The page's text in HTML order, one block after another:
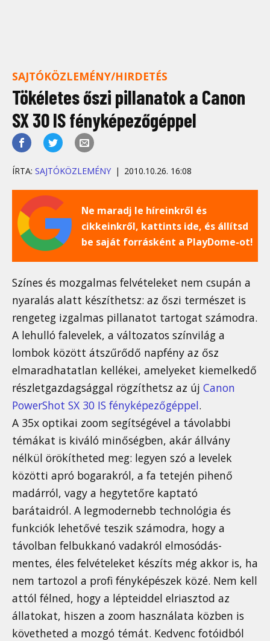
SAJTÓKÖZLEMÉNY/HIRDETÉS
Tökéletes őszi pillanatok a Canon
SX 30 IS fényképezőgéppel
ÍRTA: SAJTÓKÖZLEMÉNY 2010.10.26. 16:08
Ne maradj le híreinkről és
cikkeinkről, kattints ide, és állítsd
be saját forrásként a PlayDome-ot!
Színes és mozgalmas felvételeket nem csupán a
nyaralás alatt készíthetsz: az őszi természet is
rengeteg izgalmas pillanatot tartogat számodra.
A lehulló falevelek, a változatos színvilág a
lombok között átszűrődő napfény az ősz
elmaradhatatlan kellékei, amelyeket kiemelkedő
részletgazdagsággal rögzíthetsz az új Canon
PowerShot SX 30 IS fényképezőgéppel.
A 35x optikai zoom segítségével a távolabbi
témákat is kiváló minőségben, akár állvány
nélkül örökítheted meg: legyen szó a levelek
közötti apró bogarakról, a fa tetején pihenő
madárról, vagy a hegytetőre kaptató
barátaidról. A legmodernebb technológia és
funkciók lehetővé teszik számodra, hogy a
távolban felbukkanó vadakról elmosódás-
mentes, éles felvételeket készíts még akkor is, ha
nem tartozol a profi fényképészek közé. Nem kell
attól félned, hogy a lépteiddel elriasztod az
állatokat, hiszen a zoom használata közben is
követheted a mozgó témát. Kedvenc fotóidból